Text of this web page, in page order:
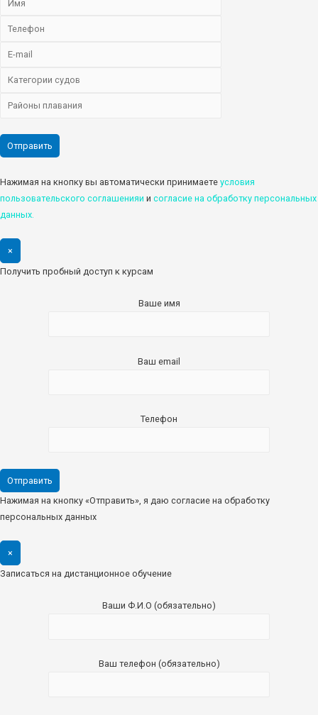
Нажимая на кнопку вы автоматически принимаете условия
пользовательского соглашенияи и cогласие на обработку персональных
данных.
×
Получить пробный доступ к курсам
Ваше имя
Ваш email
Телефон
Нажимая на кнопку «Отправить», я даю согласие на обработку
персональных данных
×
Записаться на дистанционное обучение
Ваши Ф.И.О (обязательно)
Ваш телефон (обязательно)